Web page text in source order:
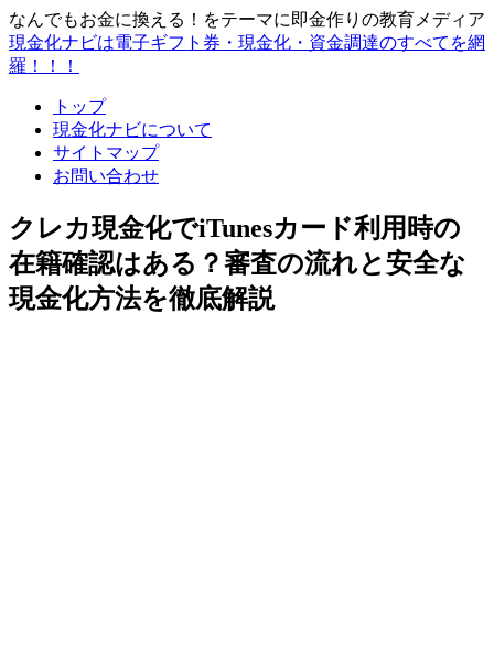
なんでもお金に換える！をテーマに即金作りの教育メディア
現金化ナビは電子ギフト券・現金化・資金調達のすべてを網
羅！！！
トップ
現金化ナビについて
サイトマップ
お問い合わせ
クレカ現金化でiTunesカード利用時の
在籍確認はある？審査の流れと安全な
現金化方法を徹底解説